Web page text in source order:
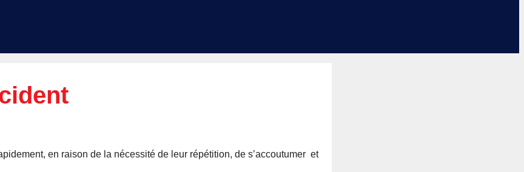
en raison de la nécessité de leur répétition, de s’accoutumer et